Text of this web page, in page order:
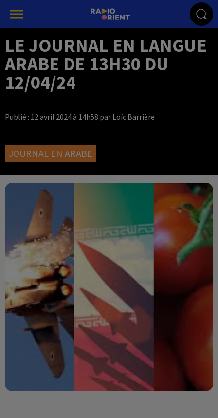
LE JOURNAL EN LANGUE
ARABE DE 13H30 DU
12/04/24
Publié : 12 avril 2024 à 14h58 par Loïc Barrière
JOURNAL EN ARABE